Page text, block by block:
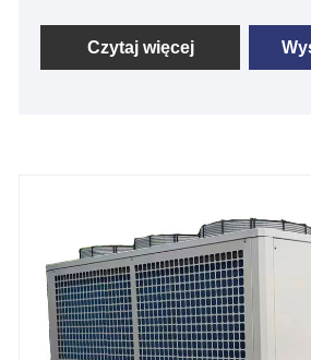
wytłaczaniu, termoplastice,
procesach formowania
problemu w ramach gwarancji.
zapewnić niezawodną jakość
konkurencyjną cenę i szybką
kompletne modele wykończone
magazynie. Czekamy na
Czytaj więcej